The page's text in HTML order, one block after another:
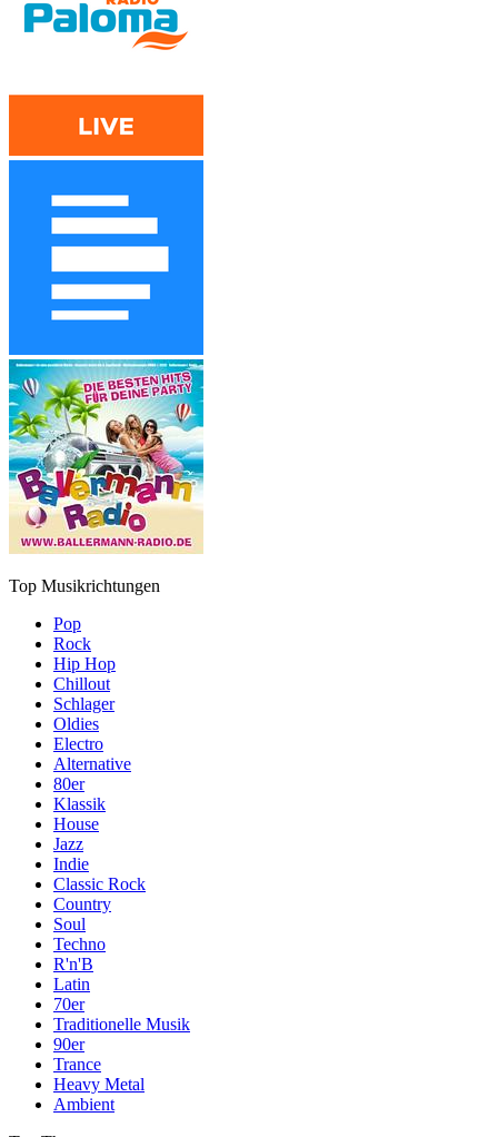
Top Musikrichtungen
Pop
Rock
Hip Hop
Chillout
Schlager
Oldies
Electro
Alternative
80er
Klassik
House
Jazz
Indie
Classic Rock
Country
Soul
Techno
R'n'B
Latin
70er
Traditionelle Musik
90er
Trance
Heavy Metal
Ambient